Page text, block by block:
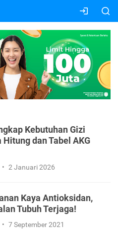
Kebutuhan Gizi
Hitung dan Tabel AKG
• 2 Januari 2026
Kaya Antioksidan,
Tubuh Terjaga!
• 7 September 2021